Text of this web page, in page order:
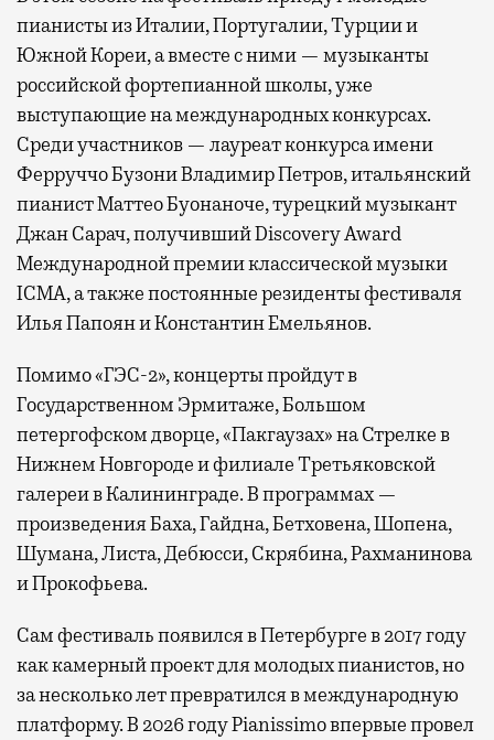
пианисты из Италии, Португалии, Турции и
Южной Кореи, а вместе с ними — музыканты
российской фортепианной школы, уже
выступающие на международных конкурсах.
Среди участников — лауреат конкурса имени
Ферруччо Бузони Владимир Петров, итальянский
пианист Маттео Буонаноче, турецкий музыкант
Джан Сарач, получивший Discovery Award
Международной премии классической музыки
ICMA, а также постоянные резиденты фестиваля
Илья Папоян и Константин Емельянов.
Помимо «ГЭС-2», концерты пройдут в
Государственном Эрмитаже, Большом
петергофском дворце, «Пакгаузах» на Стрелке в
Нижнем Новгороде и филиале Третьяковской
галереи в Калининграде. В программах —
произведения Баха, Гайдна, Бетховена, Шопена,
Шумана, Листа, Дебюсси, Скрябина, Рахманинова
и Прокофьева.
Сам фестиваль появился в Петербурге в 2017 году
как камерный проект для молодых пианистов, но
за несколько лет превратился в международную
платформу. В 2026 году Pianissimo впервые провел